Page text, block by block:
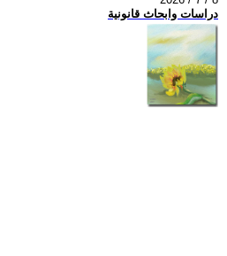
دراسات وابحاث قانونية